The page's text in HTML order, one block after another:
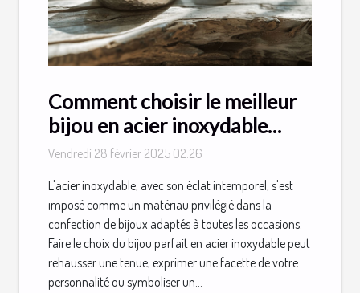
Comment choisir le meilleur
bijou en acier inoxydable
pour chaque occasion
Vendredi 28 février 2025 02:26
L'acier inoxydable, avec son éclat intemporel, s'est
imposé comme un matériau privilégié dans la
confection de bijoux adaptés à toutes les occasions.
Faire le choix du bijou parfait en acier inoxydable peut
rehausser une tenue, exprimer une facette de votre
personnalité ou symboliser un...